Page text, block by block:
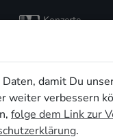
Konzerte
in damit Du
weiter verbessern
folge dem Link zur
.